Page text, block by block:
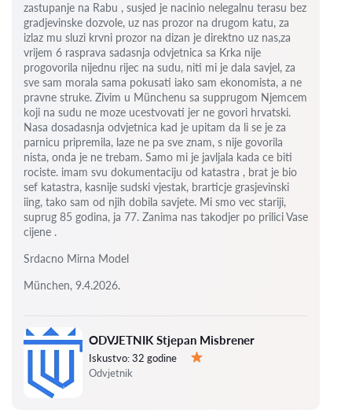
ODVJETNIK Stjepan Misbrener
Iskustvo:32 godine
Odvjetnik
zastupanje na Rabu , susjed je nacinio nelegalnu terasu bez
gradjevinske dozvole, uz nas prozor na drugom katu, za
izlaz mu sluzi krvni prozor na dizan je direktno uz nas,za
vrijem 6 rasprava sadasnja odvjetnica sa Krka nije
progovorila nijednu rijec na sudu, niti mi je dala savjel, za
sve sam morala sama pokusati iako sam ekonomista, a ne
pravne struke. Zivim u Münchenu sa supprugom Njemcem
koji na sudu ne moze ucestvovati jer ne govori hrvatski.
Nasa dosadasnja odvjetnica kad je upitam da li se je za
parnicu pripremila, laze ne pa sve znam, s nije govorila
nista, onda je ne trebam. Samo mi je javljala kada ce biti
rociste. imam svu dokumentaciju od katastra , brat je bio
sef katastra, kasnije sudski vjestak, brarticje grasjevinski
iing, tako sam od njih dobila savjete. Mi smo vec stariji,
suprug 85 godina, ja 77. Zanima nas takodjer po prilici Vase
cijene .
Srdacno Mirna Model
München, 9.4.2026.